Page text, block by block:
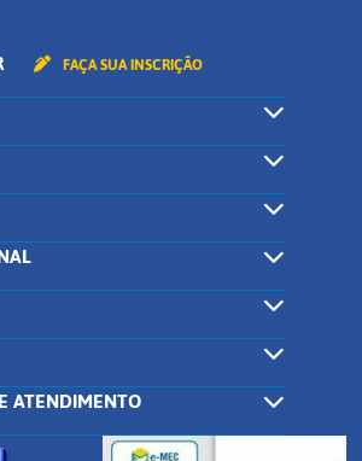
FAÇA SUA INSCRIÇÃO
ATENDIMENTO